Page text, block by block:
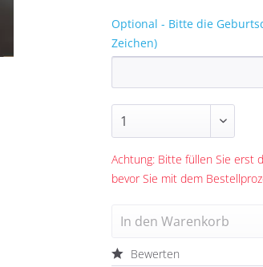
Optional - Bitte die
Zeichen)
Achtung: Bitte füllen Sie erst
bevor Sie mit dem
In den Warenkorb
Bewerten